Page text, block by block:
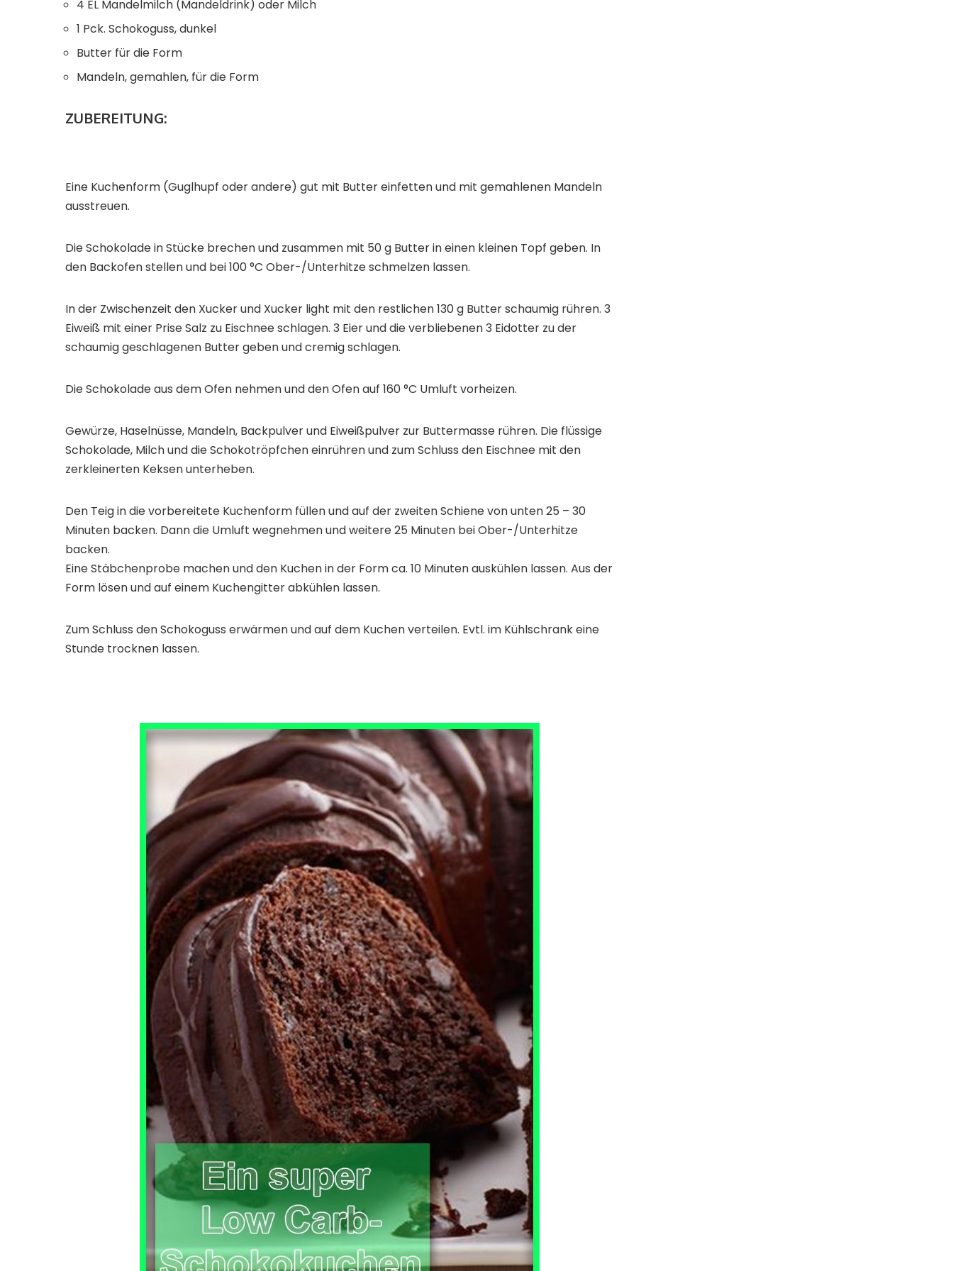
4 EL Mandelmilch (Mandeldrink) oder Milch
1 Pck. Schokoguss, dunkel
Butter für die Form
Mandeln, gemahlen, für die Form
ZUBEREITUNG:
Eine Kuchenform (Guglhupf oder andere) gut mit Butter einfetten und mit gemahlenen Mandeln
ausstreuen.
Die Schokolade in Stücke brechen und zusammen mit 50 g Butter in einen kleinen Topf geben. In
den Backofen stellen und bei 100 °C Ober-/Unterhitze schmelzen lassen.
In der Zwischenzeit den Xucker und Xucker light mit den restlichen 130 g Butter schaumig rühren. 3
Eiweiß mit einer Prise Salz zu Eischnee schlagen. 3 Eier und die verbliebenen 3 Eidotter zu der
schaumig geschlagenen Butter geben und cremig schlagen.
Die Schokolade aus dem Ofen nehmen und den Ofen auf 160 °C Umluft vorheizen.
Gewürze, Haselnüsse, Mandeln, Backpulver und Eiweißpulver zur Buttermasse rühren. Die flüssige
Schokolade, Milch und die Schokotröpfchen einrühren und zum Schluss den Eischnee mit den
zerkleinerten Keksen unterheben.
Den Teig in die vorbereitete Kuchenform füllen und auf der zweiten Schiene von unten 25 – 30
Minuten backen. Dann die Umluft wegnehmen und weitere 25 Minuten bei Ober-/Unterhitze
backen.
Eine Stäbchenprobe machen und den Kuchen in der Form ca. 10 Minuten auskühlen lassen. Aus der
Form lösen und auf einem Kuchengitter abkühlen lassen.
Zum Schluss den Schokoguss erwärmen und auf dem Kuchen verteilen. Evtl. im Kühlschrank eine
Stunde trocknen lassen.